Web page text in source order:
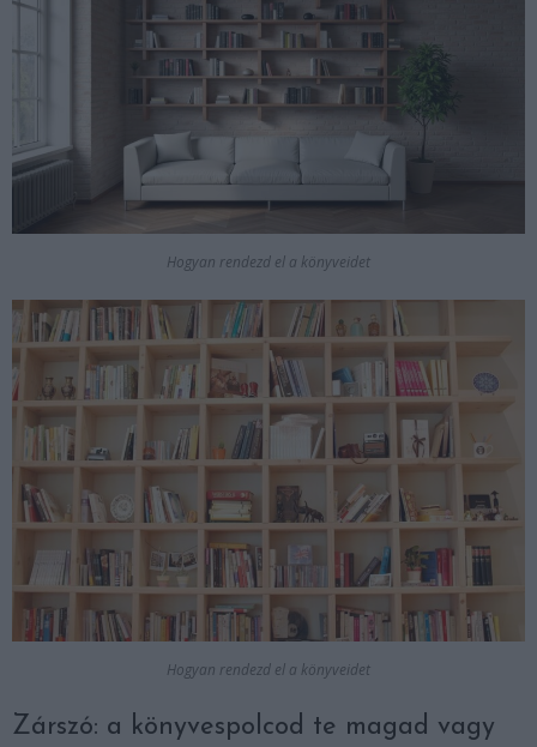
Hogyan rendezd el a könyveidet
Hogyan rendezd el a könyveidet
Zárszó: a könyvespolcod te magad vagy